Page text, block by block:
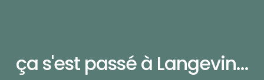
ça s'est passé à Langevin...